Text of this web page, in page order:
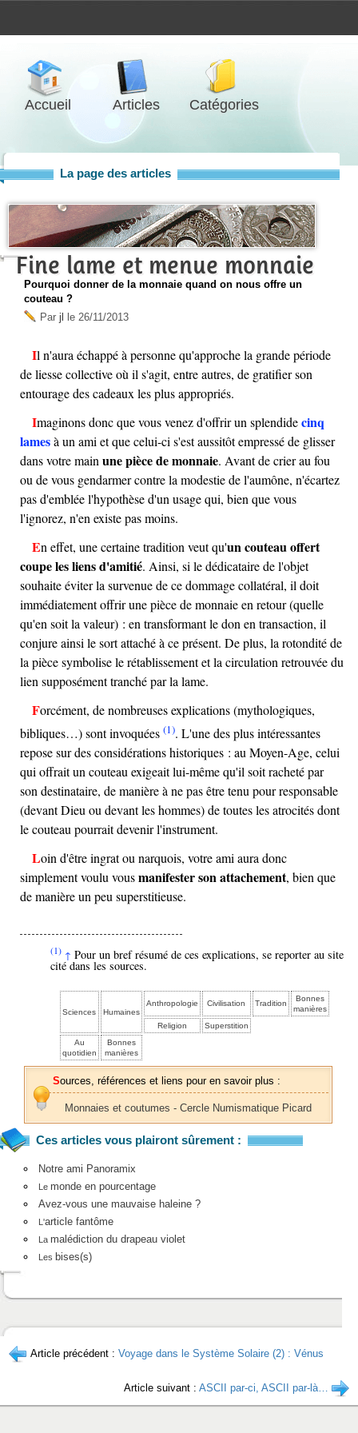
Accueil Articles Catégories
La page des articles
Fine lame et menue monnaie
Pourquoi donner de la monnaie quand on nous offre un
couteau ?
Par jl le 26/11/2013
Il n'aura échappé à personne qu'approche la grande période
de liesse collective où il s'agit, entre autres, de gratifier son
entourage des cadeaux les plus appropriés.
Imaginons donc que vous venez d'offrir un splendidecinq
lamesà un ami et que celui-ci s'est aussitôt empressé de glisser
dans votre main une pièce de monnaie. Avant de crier au fou
ou de vous gendarmer contre la modestie de l'aumône, n'écartez
pas d'emblée l'hypothèse d'un usage qui, bien que vous
l'ignorez, n'en existe pas moins.
En effet, une certaine tradition veut qu'un couteau offert
coupe les liens d'amitié. Ainsi, si le dédicataire de l'objet
souhaite éviter la survenue de ce dommage collatéral, il doit
immédiatement offrir une pièce de monnaie en retour (quelle
qu'en soit la valeur) : en transformant le don en transaction, il
conjure ainsi le sort attaché à ce présent. De plus, la rotondité de
la pièce symbolise le rétablissement et la circulation retrouvée du
lien supposément tranché par la lame.
Forcément, de nombreuses explications (mythologiques,
bibliques…) sont invoquées (1). L'une des plus intéressantes
repose sur des considérations historiques : au Moyen-Age, celui
qui offrait un couteau exigeait lui-même qu'il soit racheté par
son destinataire, de manière à ne pas être tenu pour responsable
(devant Dieu ou devant les hommes) de toutes les atrocités dont
le couteau pourrait devenir l'instrument.
Loin d'être ingrat ou narquois, votre ami aura donc
simplement voulu vousmanifester son attachement, bien que
de manière un peu superstitieuse.
(1) ↑ Pour un bref résumé de ces explications, se reporter au site
cité dans les sources.
Sciences Humaines
Anthropologie Civilisation Tradition
Bonnes
manières
Religion
Superstition
Au
quotidien
Bonnes
manières
Sources, références et liens pour en savoir plus :
Monnaies et coutumes - Cercle Numismatique Picard
Ces articles vous plairont sûrement :
Notre ami Panoramix
Le monde en pourcentage
Avez-vous une mauvaise haleine ?
L'article fantôme
La malédiction du drapeau violet
Les bises(s)
Article précédent : Voyage dans le Système Solaire (2) : Vénus
Article suivant : ASCII par-ci, ASCII par-là…